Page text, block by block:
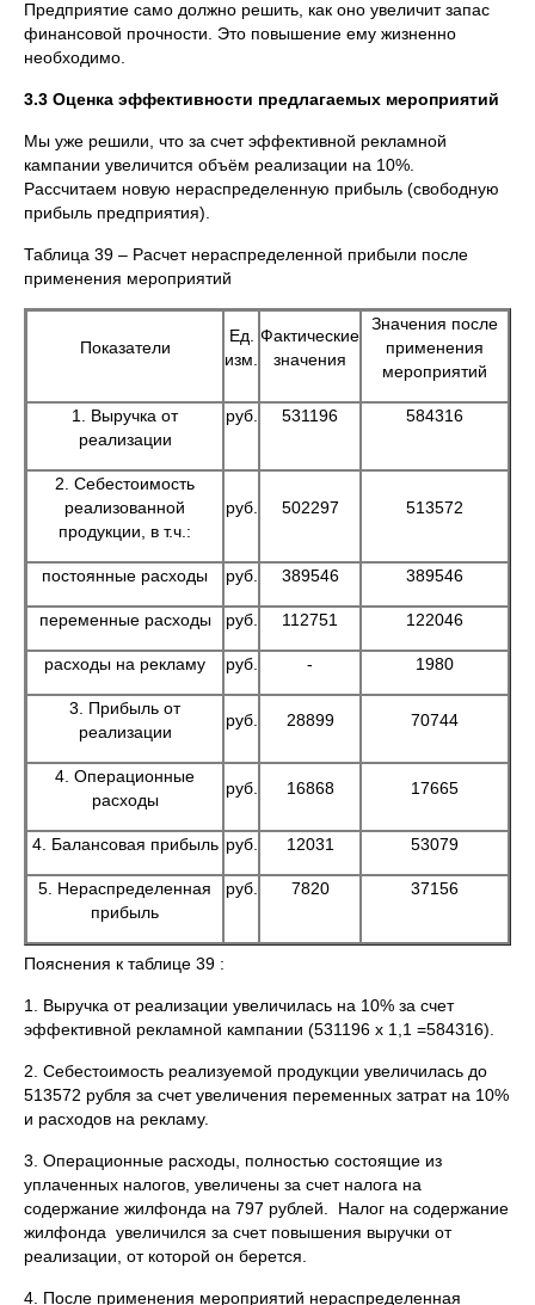
Предприятие само должно решить, как оно увеличит запас
финансовой прочности. Это повышение ему жизненно
необходимо.
3.3 Оценка эффективности предлагаемых мероприятий
Мы уже решили, что за счет эффективной рекламной
кампании увеличится объём реализации на 10%.
Рассчитаем новую нераспределенную прибыль (свободную
прибыль предприятия).
Таблица 39 – Расчет нераспределенной прибыли после
применения мероприятий
Показатели
Ед.
изм.
Фактические
значения
Значения после
применения
мероприятий
1. Выручка от
реализации
руб. 531196 584316
2. Себестоимость
реализованной
продукции, в т.ч.:
руб. 502297 513572
постоянные расходы руб. 389546 389546
переменные расходы руб. 112751 122046
расходы на рекламу руб. - 1980
3. Прибыль от
реализации
руб. 28899 70744
4. Операционные
расходы
руб. 16868 17665
4. Балансовая прибыль руб. 12031 53079
5. Нераспределенная
прибыль
руб. 7820 37156
Пояснения к таблице 39 :
1. Выручка от реализации увеличилась на 10% за счет
эффективной рекламной кампании (531196 х 1,1 =584316).
2. Себестоимость реализуемой продукции увеличилась до
513572 рубля за счет увеличения переменных затрат на 10%
и расходов на рекламу.
3. Операционные расходы, полностью состоящие из
уплаченных налогов, увеличены за счет налога на
содержание жилфонда на 797 рублей. Налог на содержание
жилфонда увеличился за счет повышения выручки от
реализации, от которой он берется.
4. После применения мероприятий нераспределенная